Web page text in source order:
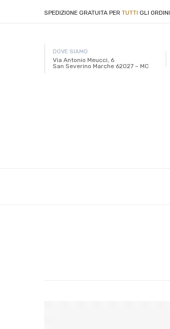
SPEDIZIONE GRATUITA PER TUTTI GLI ORDINI
DOVE SIAMO
Via Antonio Meucci, 6
San Severino Marche 62027 – MC